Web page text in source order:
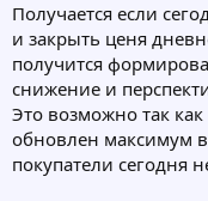
Получается если
и закрыть ценя
получится
снижение и
Это возможно так
обновлен максимум
покупатели сегодня